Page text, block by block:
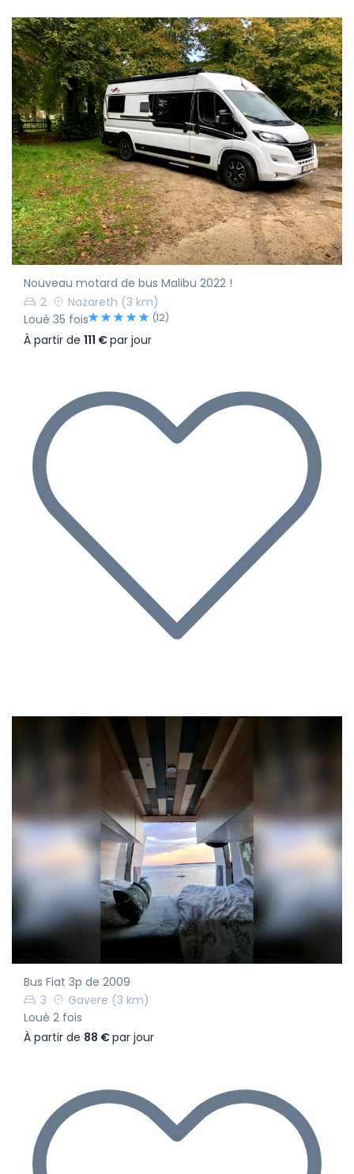
Nouveau motard de bus Malibu 2022 !
2
Nazareth (3 km)
Loué 35 fois
(12)
À partir de 111 €par jour
Bus Fiat 3p de 2009
3
Gavere (3 km)
Loué 2 fois
À partir de 88 €par jour